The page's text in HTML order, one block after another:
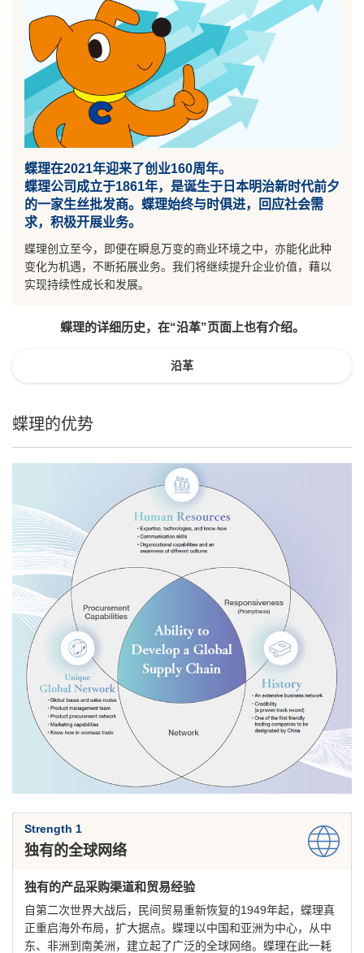
蝶理在2021年迎来了创业160周年。
蝶理公司成立于1861年，是诞生于日本明治新时代前夕
的一家生丝批发商。蝶理始终与时俱进，回应社会需
求，积极开展业务。
蝶理创立至今，即便在瞬息万变的商业环境之中，亦能化此种
变化为机遇，不断拓展业务。我们将继续提升企业价值，藉以
实现持续性成长和发展。
蝶理的详细历史，在“沿革”页面上也有介绍。
沿革
蝶理的优势
Strength 1
独有的全球网络
独有的产品采购渠道和贸易经验
自第二次世界大战后，民间贸易重新恢复的1949年起，蝶理真
正重启海外布局，扩大据点。蝶理以中国和亚洲为中心，从中
东、非洲到南美洲，建立起了广泛的全球网络。蝶理在此一耗